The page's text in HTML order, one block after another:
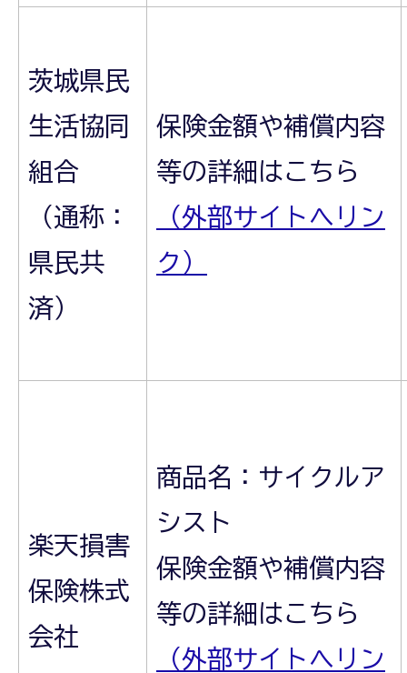
茨城県民
生活協同
組合
（通称：
県民共
済）
保険金額や補償内容
等の詳細はこちら
（外部サイトへリン
ク）
楽天損害
保険株式
会社
商品名：サイクルア
シスト
保険金額や補償内容
等の詳細はこちら
（外部サイトへリン